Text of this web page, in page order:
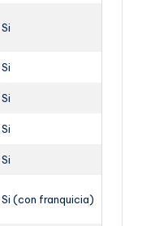
Si
Si
Si
Si
Si
Si (con franquicia)